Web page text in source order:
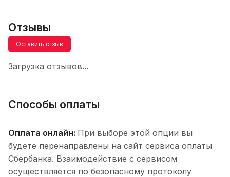
Отзывы
Оставить отзыв
Загрузка отзывов...
Способы оплаты
Оплата онлайн: При выборе этой опции вы
будете перенаправлены на сайт сервиса оплаты
Сбербанка. Взаимодействие с сервисом
осуществляется по безопасному протоколу